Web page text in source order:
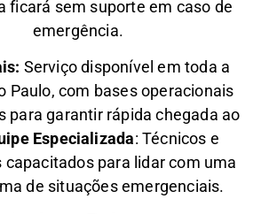
ficará sem suporte em caso de
emergência.
Serviço disponível em toda a
Paulo, com bases operacionais
para garantir rápida chegada ao
Especializada: Técnicos e
capacitados para lidar com uma
de situações emergenciais.